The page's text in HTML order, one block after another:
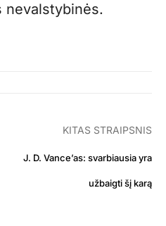
nevalstybinės.
KITAS STRAIPSNIS
J. D. Vance’as: svarbiausia yra
užbaigti šį karą